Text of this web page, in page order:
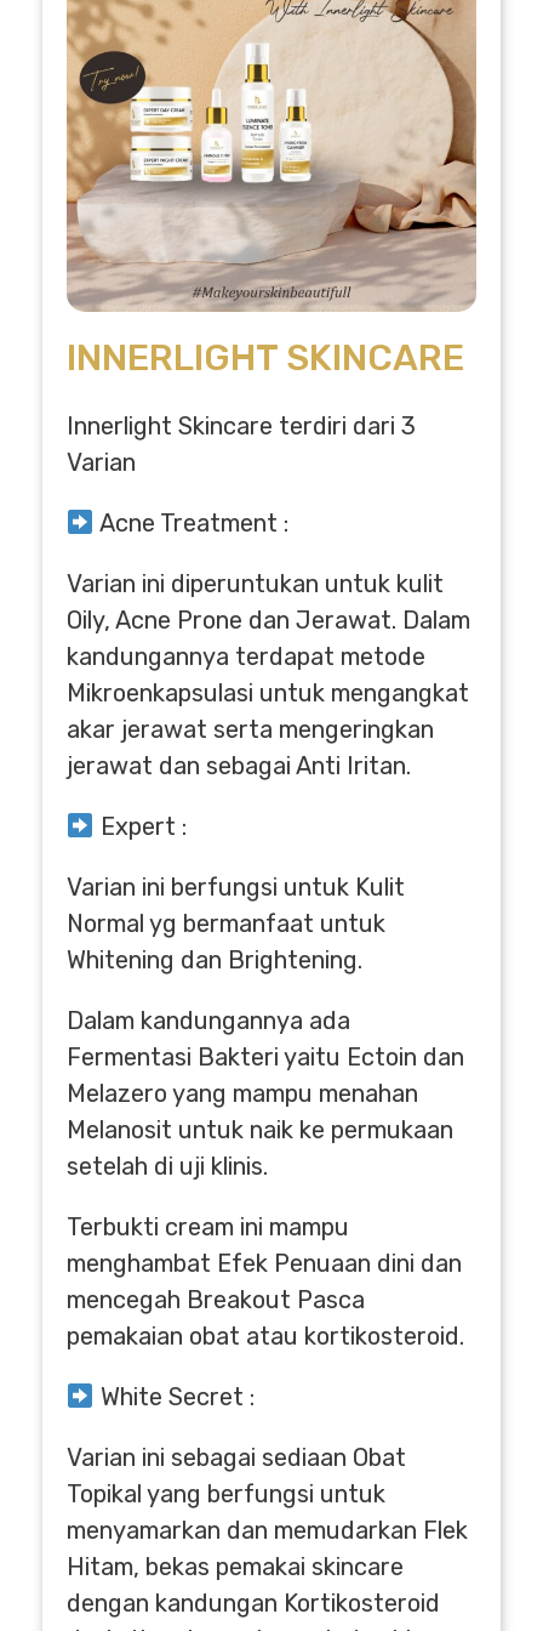
INNERLIGHT SKINCARE
Innerlight Skincare terdiri dari 3
Varian
Acne Treatment :
Varian ini diperuntukan untuk kulit
Oily, Acne Prone dan Jerawat. Dalam
kandungannya terdapat metode
Mikroenkapsulasi untuk mengangkat
akar jerawat serta mengeringkan
jerawat dan sebagai Anti Iritan.
Expert :
Varian ini berfungsi untuk Kulit
Normal yg bermanfaat untuk
Whitening dan Brightening.
Dalam kandungannya ada
Fermentasi Bakteri yaitu Ectoin dan
Melazero yang mampu menahan
Melanosit untuk naik ke permukaan
setelah di uji klinis.
Terbukti cream ini mampu
menghambat Efek Penuaan dini dan
mencegah Breakout Pasca
pemakaian obat atau kortikosteroid.
White Secret :
Varian ini sebagai sediaan Obat
Topikal yang berfungsi untuk
menyamarkan dan memudarkan Flek
Hitam, bekas pemakai skincare
dengan kandungan Kortikosteroid